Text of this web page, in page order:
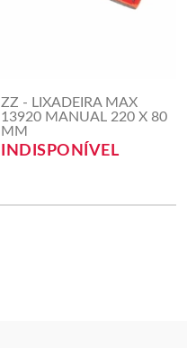
ZZ - LIXADEIRA MAX
13920 MANUAL 220 X 80
MM
INDISPONÍVEL